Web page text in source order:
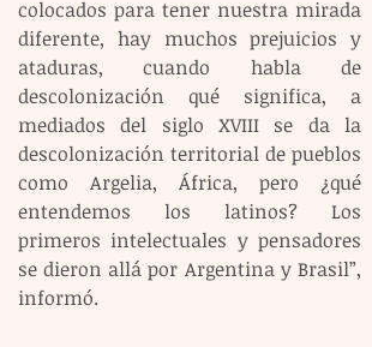
colocados para tener nuestra mirada
diferente, hay muchos prejuicios y
ataduras, cuando habla de
descolonización qué significa, a
mediados del siglo XVIII se da la
descolonización territorial de pueblos
como Argelia, África, pero ¿qué
entendemos los latinos? Los
primeros intelectuales y pensadores
se dieron allá por Argentina y Brasil”,
informó.